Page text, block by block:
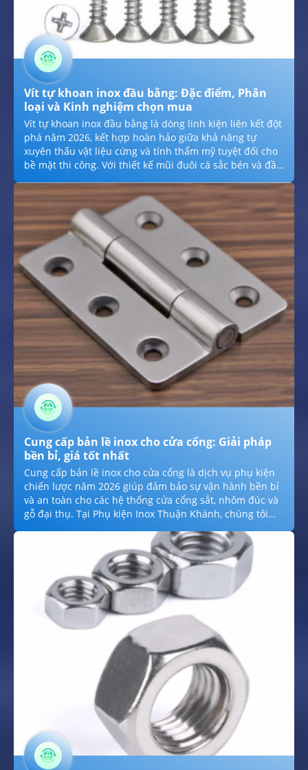
Vít tự khoan inox đầu bằng: Đặc điểm, Phân
loại và Kinh nghiệm chọn mua
Vít tự khoan inox đầu bằng là dòng linh kiện liên kết đột
phá năm 2026, kết hợp hoàn hảo giữa khả năng tự
xuyên thấu vật liệu cứng và tính thẩm mỹ tuyệt đối cho
bề mặt thi công. Với thiết kế mũi đuôi cá sắc bén và đầu
đặt bằng phẳng với bề mặt nhôm, thép hoặc nhựa mà
không cần khoan mồi, giúp tiết kiệm 50% thời gian lao
động. Chế tạo từ inox cao cấp (410, 304), vít đảm bảo độ
bền cơ học vượt trội, chống hoen gỉ và là lựa chọn số 1
cho các hệ khung cửa nhôm kính, giá kệ và nội thất sang
trọng.
Cung cấp bản lề inox cho cửa cổng: Giải pháp
bền bỉ, giá tốt nhất
Cung cấp bản lề inox cho cửa cổng là dịch vụ phụ kiện
chiến lược năm 2026 giúp đảm bảo sự vận hành bền bỉ
và an toàn cho các hệ thống cửa cổng sắt, nhôm đúc và
gỗ đại thụ. Tại Phụ kiện Inox Thuận Khánh, chúng tôi
304 cao cấp với khả năng kháng mặn, chống mưa axit và
chịu lực nén cực cao. Việc sử dụng bản lề inox chuẩn
không chỉ triệt tiêu hoàn toàn tình trạng xệ cánh, kẹt
cứng do gỉ sét mà còn nâng tầm thẩm mỹ sang trọng,
hiện đại cho mặt tiền công trình của bạn.